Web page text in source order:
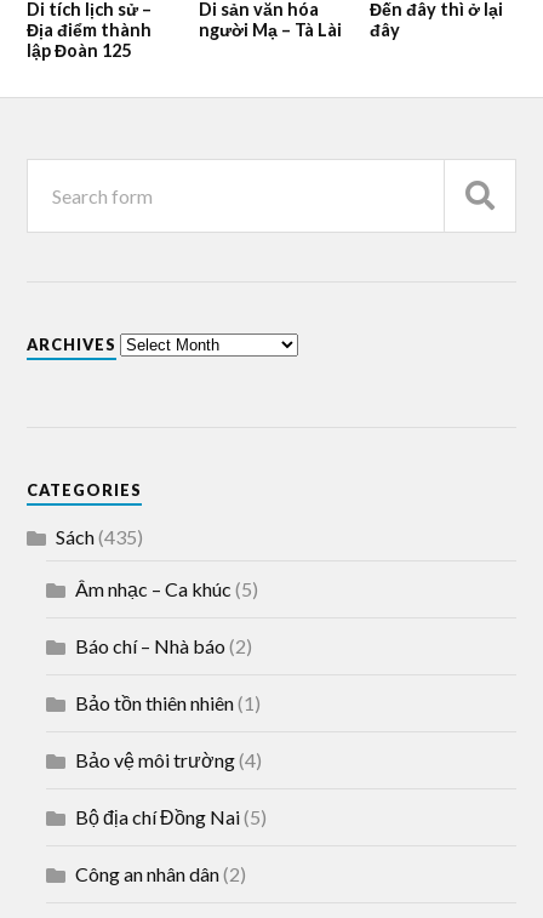
Di tích lịch sử –
Địa điểm thành
lập Đoàn 125
Di sản văn hóa
người Mạ – Tà Lài
Đến đây thì ở lại
đây
ARCHIVES
CATEGORIES
Sách(435)
Âm nhạc – Ca khúc (5)
Báo chí – Nhà báo (2)
Bảo tồn thiên nhiên(1)
Bảo vệ môi trường(4)
Bộ địa chí Đồng Nai(5)
Công an nhân dân(2)